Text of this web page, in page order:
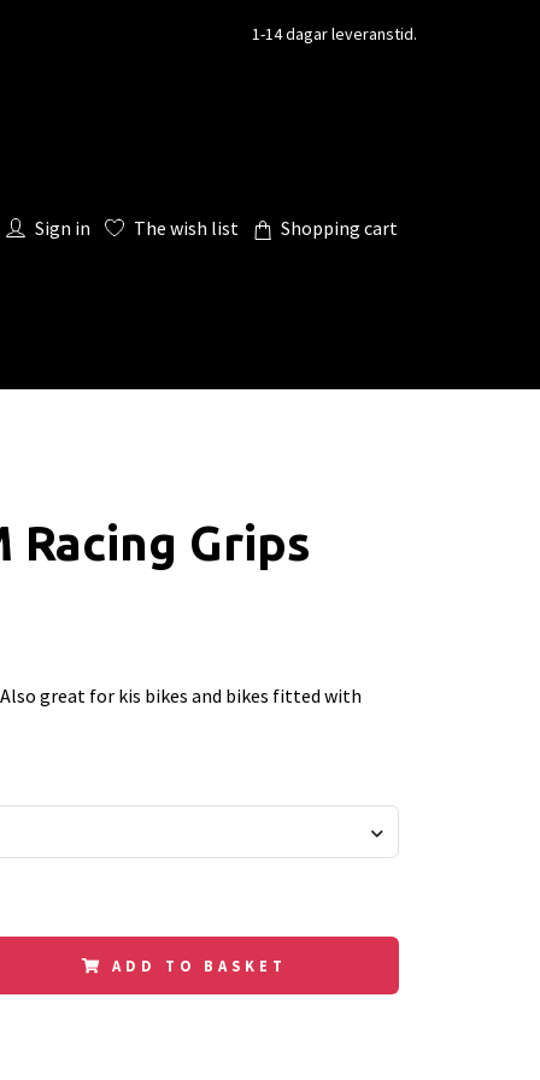
1-14 dagar leveranstid.
Sign in The wish list Shopping cart
Racing Grips
great for kis bikes and bikes fitted with
ADD TO BASKET